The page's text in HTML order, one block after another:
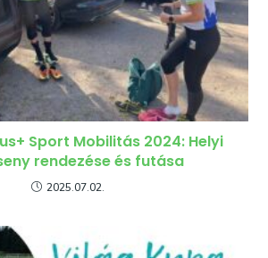
Sport Mobilitás 2024: Helyi
rendezése és futása
2025.07.02.